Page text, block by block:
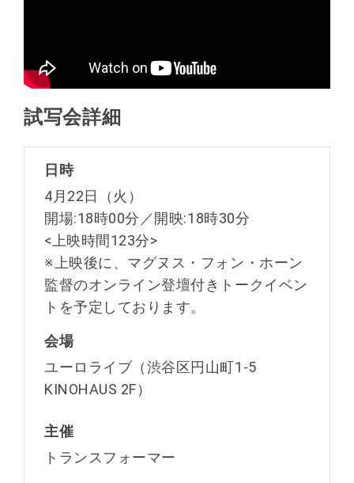
試写会詳細
日時
4月22日（火）
開場:18時00分／開映:18時30分
<上映時間123分>
※上映後に、マグヌス・フォン・ホーン
監督のオンライン登壇付きトークイベン
トを予定しております。
会場
ユーロライブ（渋谷区円山町1-5
KINOHAUS 2F）
主催
トランスフォーマー